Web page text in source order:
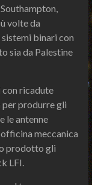
volte da
sistemi binari con
sia da Palestine
ricadute
produrre gli
le antenne
meccanica
prodotto gli
LFI.